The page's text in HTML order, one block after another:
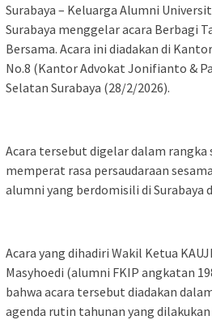
Surabaya – Keluarga Alumni
Surabaya menggelar acara Berbagi
Bersama. Acara ini diadakan di
No.8 (Kantor Advokat Jonifianto &
Selatan Surabaya (28/2/2026).
Acara tersebut digelar dalam
memperat rasa persaudaraan
alumni yang berdomisili di Surabaya
Acara yang dihadiri Wakil Ketua
Masyhoedi (alumni FKIP angkatan
bahwa acara tersebut diadakan
agenda rutin tahunan yang